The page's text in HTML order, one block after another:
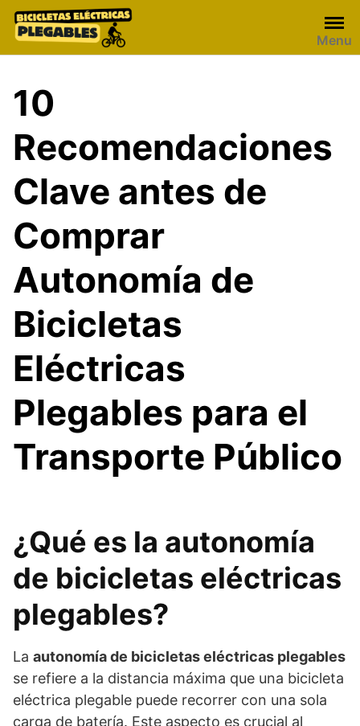
Skip
Menu
10
Recomendaciones
Clave antes de
Comprar
Autonomía de
Bicicletas
Eléctricas
Plegables para el
Transporte Público
¿Qué es la autonomía
de bicicletas eléctricas
plegables?
La autonomía de bicicletas eléctricas plegables
se refiere a la distancia máxima que una bicicleta
eléctrica plegable puede recorrer con una sola
carga de batería. Este aspecto es crucial al